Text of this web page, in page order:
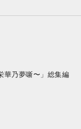
華乃夢噺〜」総集編